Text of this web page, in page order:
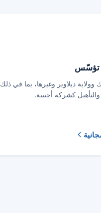
تؤسّس
وولاية ديلاوير وغيرها، بما في ذلك
والتأهيل كشركة أجنبية.